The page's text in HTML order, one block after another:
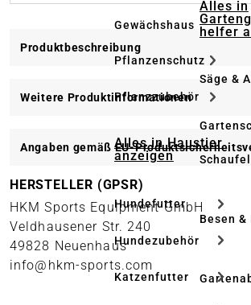
Gewächshaus
Pflanzenschutz
Pflanzzubehör
Alles in Haustier
anzeigen
Hundefutter
Hundezubehör
Katzenfutter
Alles in
helfer
Säge &
Besen &
Produktbeschreibung
Weitere Produktinformationen
Angaben gemäß EU-
HERSTELLER (GPSR)
HKM Sports Equipment GmbH
Veldhausener Str. 240
49828 Neuenhaus
info@hkm-sports.com